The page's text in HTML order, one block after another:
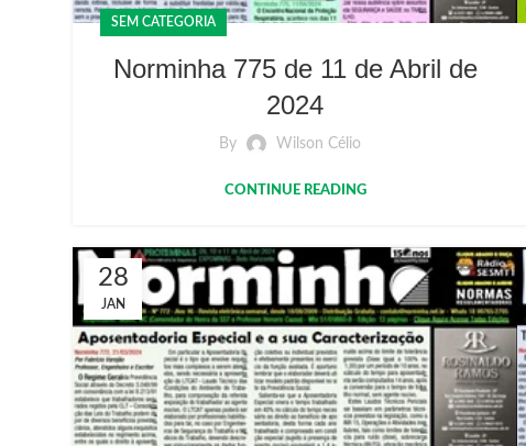
SEM CATEGORIA
Norminha 775 de 11 de Abril de
2024
By Wilson Célio
CONTINUE READING
28
JAN